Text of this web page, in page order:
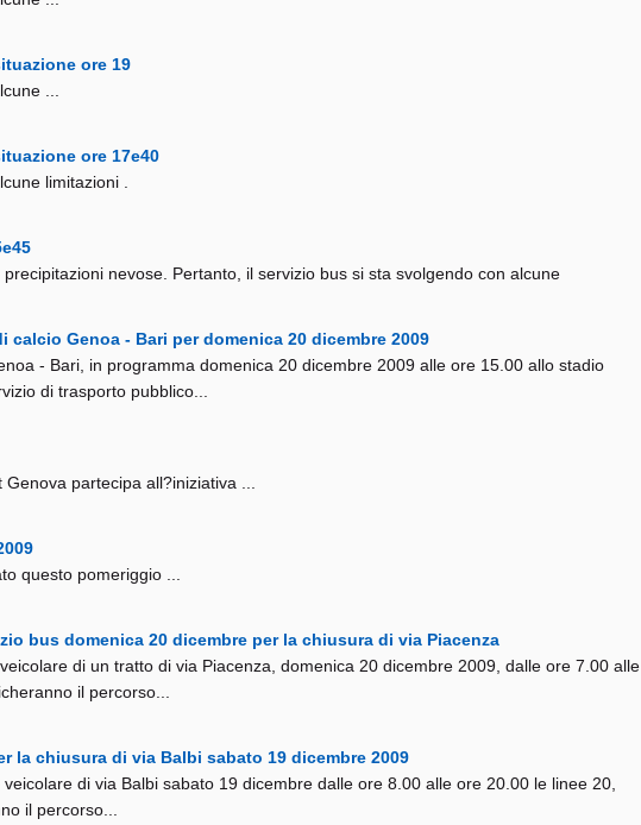
ore 19
...
ore 17e40
limitazioni .
nevose. Pertanto, il servizio bus si sta svolgendo con alcune
Genoa - Bari per domenica 20 dicembre 2009
- Bari, in programma domenica 20 dicembre 2009 alle ore 15.00 allo stadio
di trasporto pubblico...
partecipa all?iniziativa ...
questo pomeriggio ...
bus domenica 20 dicembre per la chiusura di via Piacenza
di un tratto di via Piacenza, domenica 20 dicembre 2009, dalle ore 7.00 alle
il percorso...
la chiusura di via Balbi sabato 19 dicembre 2009
di via Balbi sabato 19 dicembre dalle ore 8.00 alle ore 20.00 le linee 20,
il percorso...